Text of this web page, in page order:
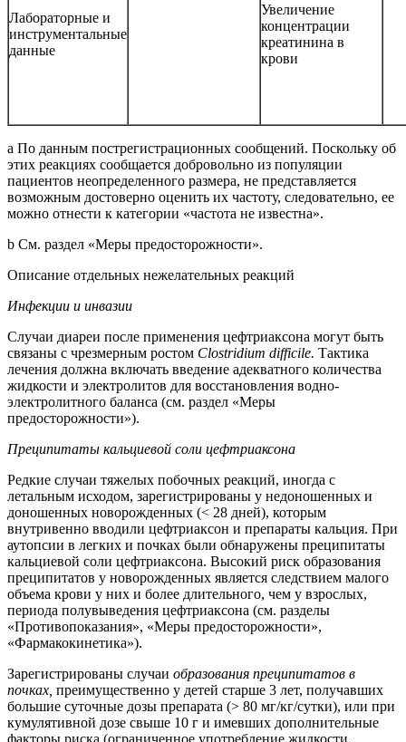
Лабораторные и
инструментальные
данные
Увеличение
концентрации
креатинина в
крови
a По данным пострегистрационных сообщений. Поскольку об
этих реакциях сообщается добровольно из популяции
пациентов неопределенного размера, не представляется
возможным достоверно оценить их частоту, следовательно, ее
можно отнести к категории «частота не известна».
b См. раздел «Меры предосторожности».
Описание отдельных нежелательных реакций
Инфекции и инвазии
Случаи диареи после применения цефтриаксона могут быть
связаны с чрезмерным ростом Clostridium difficile. Тактика
лечения должна включать введение адекватного количества
жидкости и электролитов для восстановления водно-
электролитного баланса (см. раздел «Меры
предосторожности»).
Преципитаты кальциевой соли цефтриаксона
Редкие случаи тяжелых побочных реакций, иногда с
летальным исходом, зарегистрированы у недоношенных и
доношенных новорожденных (< 28 дней), которым
внутривенно вводили цефтриаксон и препараты кальция. При
аутопсии в легких и почках были обнаружены преципитаты
кальциевой соли цефтриаксона. Высокий риск образования
преципитатов у новорожденных является следствием малого
объема крови у них и более длительного, чем у взрослых,
периода полувыведения цефтриаксона (см. разделы
«Противопоказания», «Меры предосторожности»,
«Фармакокинетика»).
Зарегистрированы случаи образования преципитатов в
почках, преимущественно у детей старше 3 лет, получавших
большие суточные дозы препарата (> 80 мг/кг/сутки), или при
кумулятивной дозе свыше 10 г и имевших дополнительные
факторы риска (ограниченное употребление жидкости,